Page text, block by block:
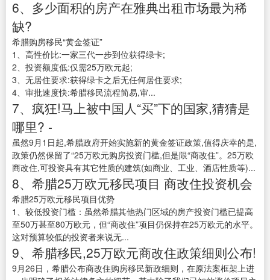
6、多少面积的房产在雅典出租市场最为稀
缺?
希腊购房移民“黄金签证”
1、高性价比:一家三代一步到位获得绿卡;
2、投资额度低:仅需25万欧元起;
3、无居住要求:获得绿卡之后无任何居住要求;
4、审批速度快:希腊移民流程简易,审...
7、疯狂!马上被中国人“买”下的国家,猜猜是
哪里? -
虽然9月1日起,希腊政府开始实施新的黄金签证政策,值得庆幸的是,
政策仍然保留了“25万欧元购房投资门槛,但是限“商改住”。25万欧
商改住,可投资具有其它性质的建筑(如商业、工业、酒店性质等)...
8、希腊25万欧元移民项目 商改住投资机会
希腊25万欧元移民项目优势
1、较低投资门槛：虽然希腊其他热门区域的房产投资门槛已提高
至50万甚至80万欧元，但“商改住”项目仍保持在25万欧元的水平。
这对预算较低的投资者来说无...
9、希腊移民,25万欧元商改住政策细则公布!
9月26日，希腊公布商改住购房移民新政细则，在原法案框架上进